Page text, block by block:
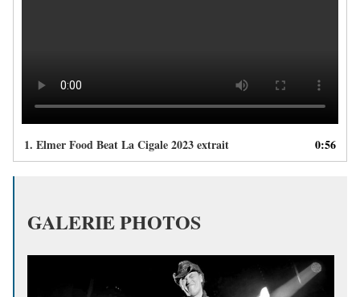
1. Elmer Food Beat La Cigale 2023 extrait 0:56
GALERIE PHOTOS